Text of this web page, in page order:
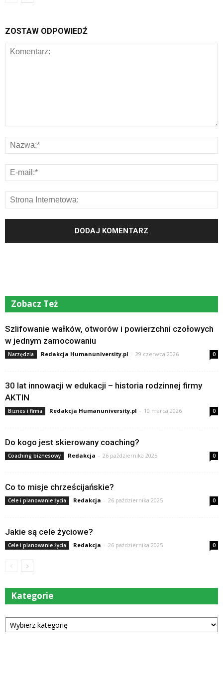
ZOSTAW ODPOWIEDŹ
Zobacz Też
Szlifowanie wałków, otworów i powierzchni czołowych
w jednym zamocowaniu
Narzędzia Redakcja Humanuniversity.pl - 29 czerwca 2026 0
30 lat innowacji w edukacji – historia rodzinnej firmy
AKTIN
Biznes i firma Redakcja Humanuniversity.pl - 10 marca 2026 0
Do kogo jest skierowany coaching?
Coaching biznesowy Redakcja - 26 października 2025 0
Co to misje chrześcijańskie?
Cele i planowanie życia Redakcja - 26 października 2025 0
Jakie są cele życiowe?
Cele i planowanie życia Redakcja - 26 października 2025 0
Kategorie
Kategorie